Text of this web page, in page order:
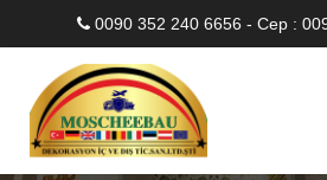
0090 352 240 6656 - Cep :